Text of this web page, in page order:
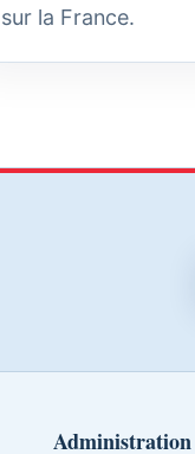
sur la France.
Administration